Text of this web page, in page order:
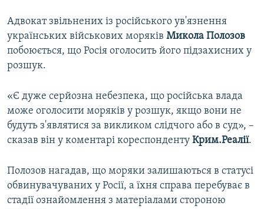
Усі сайти RFE/RL
Адвокат звільнених із російського ув'язнення
українських військових моряків Микола Полозов
побоюється, що Росія оголосить його підзахисних у
розшук.
«Є дуже серйозна небезпека, що російська влада
може оголосити моряків у розшук, якщо вони не
будуть з'являтися за викликом слідчого або в суд», –
сказав він у коментарі кореспонденту Крим.Реалії.
Полозов нагадав, що моряки залишаються в статусі
обвинувачуваних у Росії, а їхня справа перебуває в
стадії ознайомлення з матеріалами стороною